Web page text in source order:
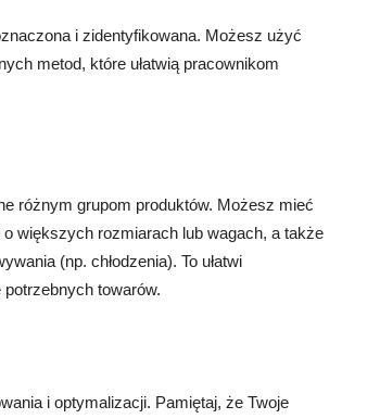
i zidentyfikowana. Możesz użyć
metod, które ułatwią pracownikom
różnym grupom produktów. Możesz mieć
większych rozmiarach lub wagach, a także
(np. chłodzenia). To ułatwi
towarów.
i optymalizacji. Pamiętaj, że Twoje